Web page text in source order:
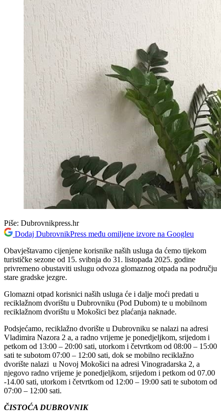
Piše: Dubrovnikpress.hr
Dodaj DubrovnikPress među omiljene izvore na Googleu
Obavještavamo cijenjene korisnike naših usluga da ćemo tijekom
turističke sezone od 15. svibnja do 31. listopada 2025. godine
privremeno obustaviti uslugu odvoza glomaznog otpada na području
stare gradske jezgre.
Glomazni otpad korisnici naših usluga će i dalje moći predati u
reciklažnom dvorištu u Dubrovniku (Pod Dubom) te u mobilnom
reciklažnom dvorištu u Mokošici bez plaćanja naknade.
Podsjećamo, reciklažno dvorište u Dubrovniku se nalazi na adresi
Vladimira Nazora 2 a, a radno vrijeme je ponedjeljkom, srijedom i
petkom od 13:00 – 20:00 sati, utorkom i četvrtkom od 08:00 – 15:00
sati te subotom 07:00 – 12:00 sati, dok se mobilno reciklažno
dvorište nalazi u Novoj Mokošici na adresi Vinogradarska 2, a
njegovo radno vrijeme je ponedjeljkom, srijedom i petkom od 07.00
-14.00 sati, utorkom i četvrtkom od 12:00 – 19:00 sati te subotom od
07:00 – 12:00 sati.
ČISTOĆA DUBROVNIK